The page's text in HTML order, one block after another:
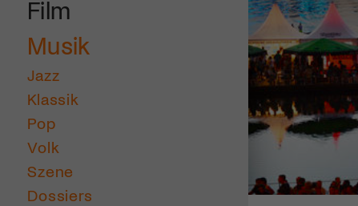
Film
Musik
Jazz
Klassik
Pop
Volk
Szene
Dossiers